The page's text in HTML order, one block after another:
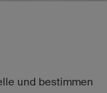
und bestimmen